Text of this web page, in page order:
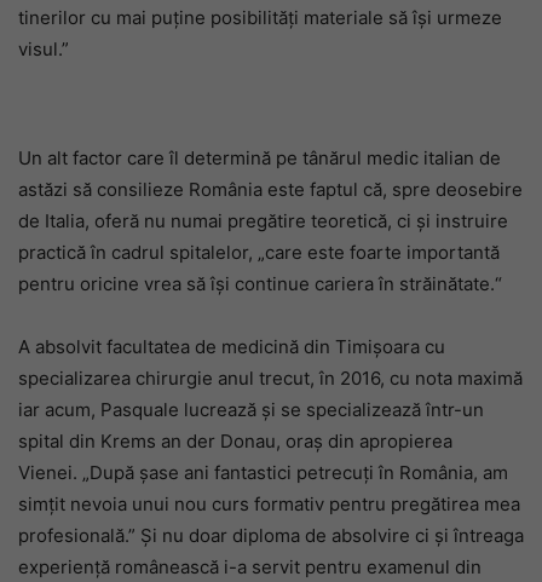
tinerilor cu mai puține posibilități materiale să își urmeze
visul.”
Un alt factor care îl determină pe tânărul medic italian de
astăzi să consilieze România este faptul că, spre deosebire
de Italia, oferă nu numai pregătire teoretică, ci și instruire
practică în cadrul spitalelor, „care este foarte importantă
pentru oricine vrea să își continue cariera în străinătate.“
A absolvit facultatea de medicină din Timișoara cu
specializarea chirurgie anul trecut, în 2016, cu nota maximă
iar acum, Pasquale lucrează și se specializează într-un
spital din Krems an der Donau, oraș din apropierea
Vienei. „După șase ani fantastici petrecuți în România, am
simțit nevoia unui nou curs formativ pentru pregătirea mea
profesională.” Și nu doar diploma de absolvire ci și întreaga
experiență românească i-a servit pentru examenul din